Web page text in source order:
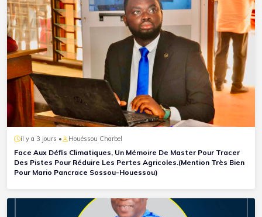
il y a 3 jours • Houéssou Charbel
Face Aux Défis Climatiques, Un Mémoire De Master Pour Tracer
Des Pistes Pour Réduire Les Pertes Agricoles.(Mention Très Bien
Pour Mario Pancrace Sossou-Houessou)